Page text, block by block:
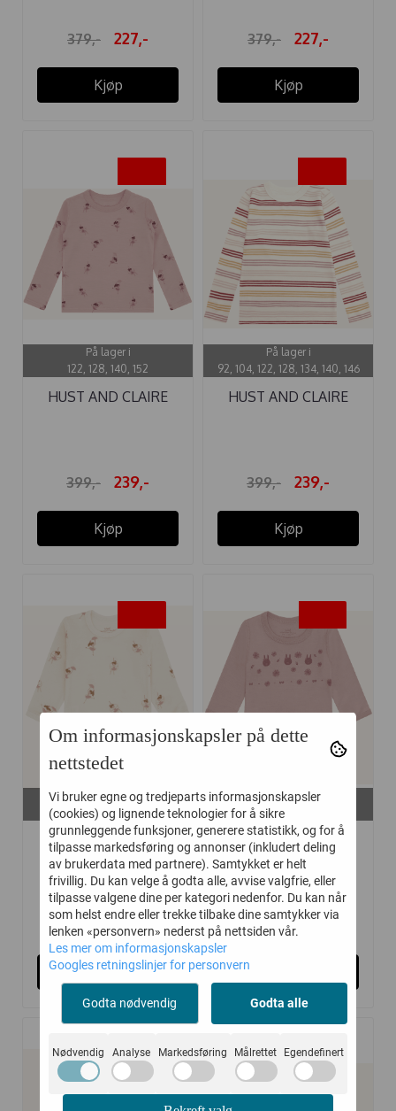
379,- 227,-
Kjøp
379,- 227,-
Kjøp
På lager i
122, 128, 140, 152
HUST AND CLAIRE
399,- 239,-
Kjøp
På lager i
92, 104, 122, 128, 134, 140, 146
HUST AND CLAIRE
399,- 239,-
Kjøp
På lager i
56, 62, 68
HUST AND CLAIRE
BODY ...
379,- 227,-
Kjøp
På lager i
56, 62, 68, 74, 80
HUST AND CLAIRE
BODY ...
379,- 246,-
-40% -40%
Om informasjonskapsler på dette
nettstedet
Vi bruker egne og tredjeparts informasjonskapsler
(cookies) og lignende teknologier for å sikre
grunnleggende funksjoner, generere statistikk, og for å
tilpasse markedsføring og annonser (inkludert deling
av brukerdata med partnere). Samtykket er helt
frivillig. Du kan velge å godta alle, avvise valgfrie, eller
tilpasse valgene dine per kategori nedenfor. Du kan når
som helst endre eller trekke tilbake dine samtykker via
lenken «personvern» nederst på nettsiden vår.
Les mer om informasjonskapsler
Googles retningslinjer for personvern
Godta nødvendig Godta alle
Nødvendig Analyse Markedsføring Målrettet Egendefinert